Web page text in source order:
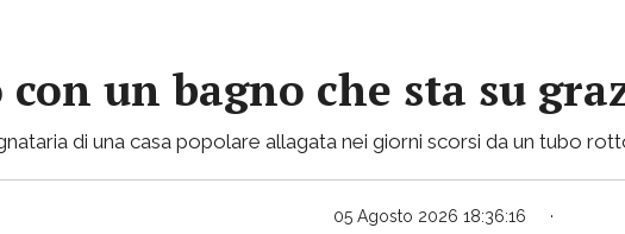
un bagno che sta su
di una casa popolare allagata nei giorni scorsi da un tubo
05 Agosto 2026 18:36:16